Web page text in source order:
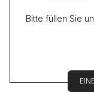
Bitte füllen Sie